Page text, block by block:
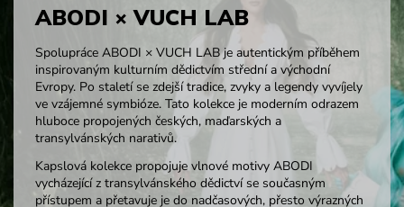
ABODI × VUCH LAB
Spolupráce ABODI × VUCH LAB je autentickým příběhem
inspirovaným kulturním dědictvím střední a východní
Evropy. Po staletí se zdejší tradice, zvyky a legendy vyvíjely
ve vzájemné symbióze. Tato kolekce je moderním odrazem
hluboce propojených českých, maďarských a
transylvánských narativů.
Kapslová kolekce propojuje vlnové motivy ABODI
vycházející z transylvánského dědictví se současným
přístupem a přetavuje je do nadčasových, přesto výrazných